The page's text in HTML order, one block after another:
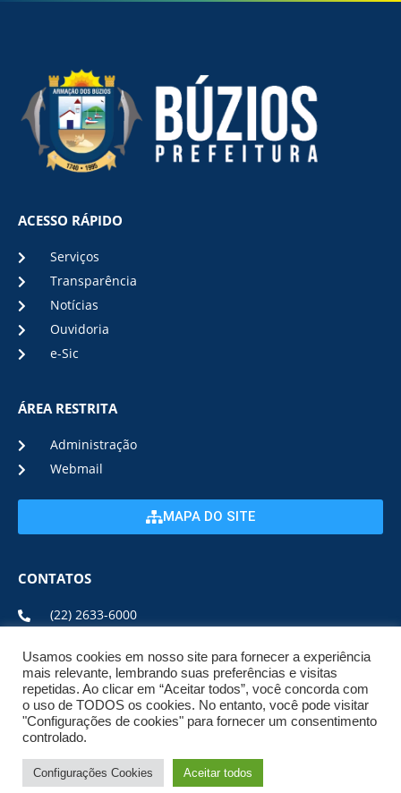
ACESSO RÁPIDO
Serviços
Transparência
Notícias
Ouvidoria
e-Sic
ÁREA RESTRITA
Administração
Webmail
MAPA DO SITE
CONTATOS
(22) 2633-6000
ENDEREÇO E HORÁRIO
ESTRADA DA USINA, Nº 600 CENTRO, CEP: 28950-000
DE SEGUNDA A SEXTA DE 08:00 ÀS 17:00
© 2026 NPI BRASIL. TODOS OS DIREITOS
Usamos cookies em nosso site para fornecer a experiência
mais relevante, lembrando suas preferências e visitas
repetidas. Ao clicar em “Aceitar todos”, você concorda com
o uso de TODOS os cookies. No entanto, você pode visitar
"Configurações de cookies" para fornecer um consentimento
controlado.
Configurações Cookies Aceitar todos